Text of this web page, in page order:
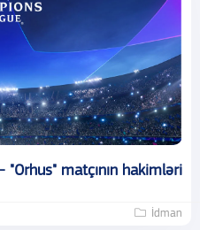
"Orhus" matçının hakimləri
İdman